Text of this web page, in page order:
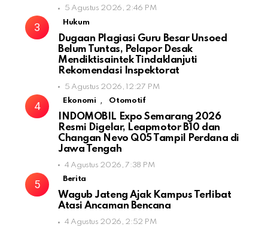
5 Agustus 2026, 2:46 PM
Hukum
Dugaan Plagiasi Guru Besar Unsoed
Belum Tuntas, Pelapor Desak
Mendiktisaintek Tindaklanjuti
Rekomendasi Inspektorat
5 Agustus 2026, 12:27 PM
Ekonomi
, Otomotif
INDOMOBIL Expo Semarang 2026
Resmi Digelar, Leapmotor B10 dan
Changan Nevo Q05 Tampil Perdana di
Jawa Tengah
4 Agustus 2026, 7:38 PM
Berita
Wagub Jateng Ajak Kampus Terlibat
Atasi Ancaman Bencana
4 Agustus 2026, 2:52 PM